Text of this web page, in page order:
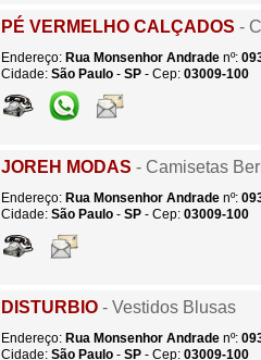
PÉ VERMELHO CALÇADOS -
Endereço: Rua Monsenhor Andrade nº:
Cidade: São Paulo - SP - Cep: 03009-100
JOREH MODAS - Camisetas
Endereço: Rua Monsenhor Andrade nº:
Cidade: São Paulo - SP - Cep: 03009-100
DISTURBIO - Vestidos Blusas
Endereço: Rua Monsenhor Andrade nº:
Cidade: São Paulo - SP - Cep: 03009-100